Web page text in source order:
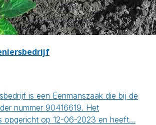
is een Eenmanszaak die bij de
nummer 90416619. Het
opgericht op 12-06-2023 en heeft…